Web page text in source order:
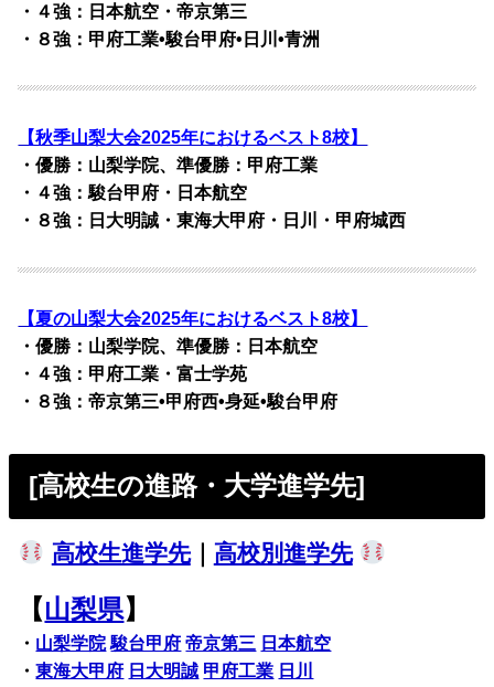
・４強：日本航空・帝京第三
・８強：甲府工業•駿台甲府•日川•青洲
【秋季山梨大会2025年におけるベスト8校】
・優勝：山梨学院、準優勝：甲府工業
・４強：駿台甲府・日本航空
・８強：日大明誠・東海大甲府・日川・甲府城西
【夏の山梨大会2025年におけるベスト8校】
・優勝：山梨学院、準優勝：日本航空
・４強：甲府工業・富士学苑
・８強：帝京第三•甲府西•身延•駿台甲府
[高校生の進路・大学進学先]
高校生進学先｜ 高校別進学先
【山梨県】
・ 山梨学院 駿台甲府 帝京第三 日本航空
・東海大甲府 日大明誠 甲府工業 日川